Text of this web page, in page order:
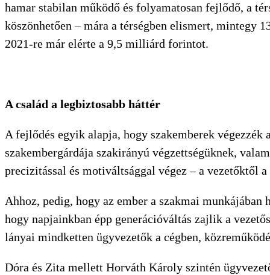
hamar stabilan működő és folyamatosan fejlődő, a
köszönhetően – mára a térségben elismert, mintegy
2021-re már elérte a 9,5 milliárd forintot.
A család a legbiztosabb háttér
A fejlődés egyik alapja, hogy szakemberek
szakembergárdája szakirányú végzettségüknek,
precizitással és motiváltsággal végez – a vezetőktől
Ahhoz, pedig, hogy az ember a szakmai
hogy napjainkban épp generációváltás zajlik a
lányai mindketten ügyvezetők a cégben,
Dóra és Zita mellett Horváth Károly szintén